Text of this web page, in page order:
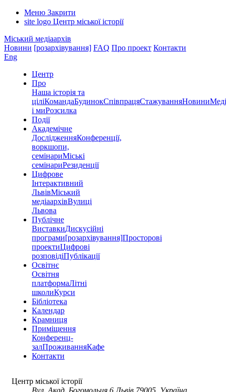
Меню Закрити
site logo Центр міської історії
Міський медіаархів
Новини [розархівування] FAQ Про проект Контакти
Eng
Центр
Про
Наша історія та
ціліКомандаБудинокСпівпрацяСтажуванняНовини
і миРозсилка
Події
Академічне
ДослідженняКонференції,
воркшопи,
семінариМіські
семінариРезиденції
Цифрове
Інтерактивний
ЛьвівМіський
медіаархівВулиці
Львова
Публічне
ВиставкиДискусійні
програми[розархівування]Просторові
проектиЦифрові
розповідіПублікації
Освітнє
Освітня
платформаЛітні
школиКурси
Бібліотека
Календар
Крамниця
Приміщення
Конференц-
залПроживанняКафе
Контакти
Центр міської історії
Вул. Акад. Богомольця 6 Львів 79005, Україна